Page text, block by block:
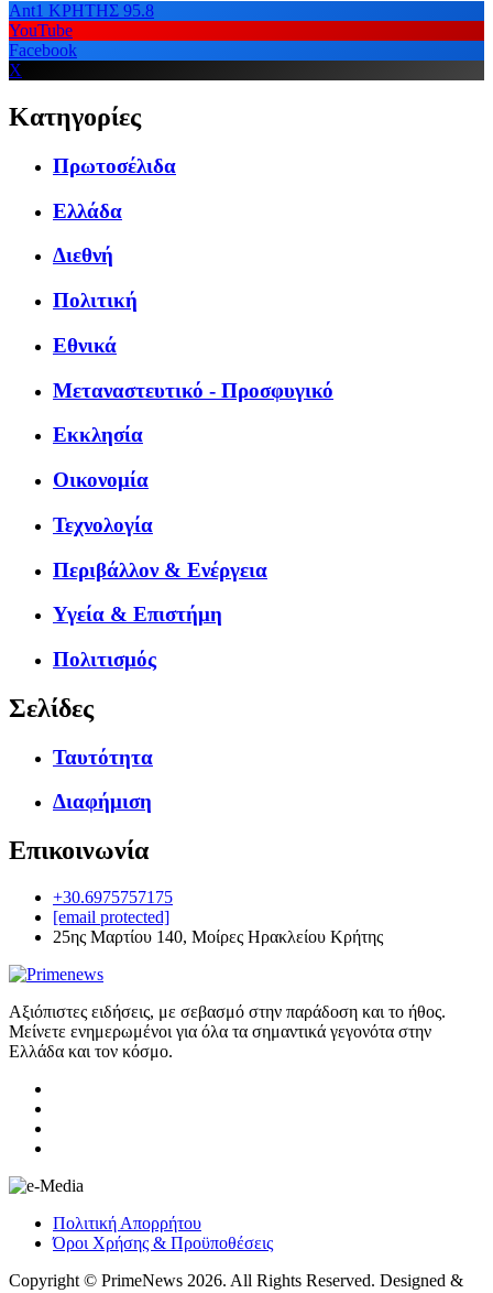
Ant1 ΚΡΗΤΗΣ 95.8
YouTube
Facebook
X
Κατηγορίες
Πρωτοσέλιδα
Ελλάδα
Διεθνή
Πολιτική
Εθνικά
Μεταναστευτικό - Προσφυγικό
Εκκλησία
Οικονομία
Τεχνολογία
Περιβάλλον & Ενέργεια
Υγεία & Επιστήμη
Πολιτισμός
Σελίδες
Ταυτότητα
Διαφήμιση
Επικοινωνία
+30.6975757175
[email protected]
25ης Μαρτίου 140, Μοίρες Ηρακλείου Κρήτης
Αξιόπιστες ειδήσεις, με σεβασμό στην παράδοση και το ήθος.
Μείνετε ενημερωμένοι για όλα τα σημαντικά γεγονότα στην
Ελλάδα και τον κόσμο.
Πολιτική Απορρήτου
Όροι Χρήσης & Προϋποθέσεις
Copyright © PrimeNews 2026. All Rights Reserved. Designed &